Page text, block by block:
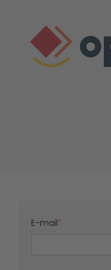
E-mail*